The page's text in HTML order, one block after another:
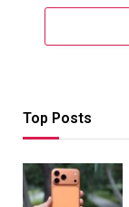
Top Posts